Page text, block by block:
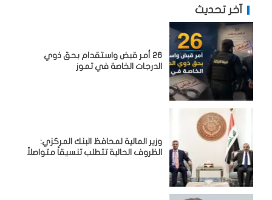
آخر تحديث
26 أمر قبض واستقدام بحق ذوي
الدرجات الخاصة في تموز
وزير المالية لمحافظ البنك المركزي:
الظروف الحالية تتطلب تنسيقاً متواصلاً